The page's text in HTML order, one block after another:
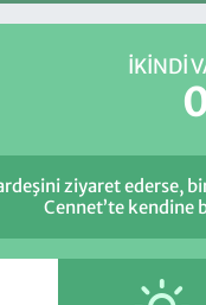
İKINDI
ziyaret ederse,
Cennet’te kendine